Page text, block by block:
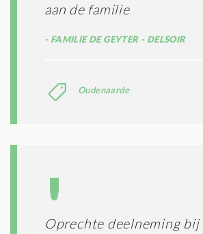
aan de familie
FAMILIE DE GEYTER - DELSOIR
Oudenaarde
Oprechte deelneming bij